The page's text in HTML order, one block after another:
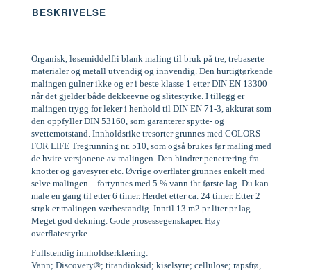
BESKRIVELSE
Organisk, løsemiddelfri blank maling til bruk på tre, trebaserte
materialer og metall utvendig og innvendig. Den hurtigtørkende
malingen gulner ikke og er i beste klasse 1 etter DIN EN 13300
når det gjelder både dekkeevne og slitestyrke. I tillegg er
malingen trygg for leker i henhold til DIN EN 71-3, akkurat som
den oppfyller DIN 53160, som garanterer spytte- og
svettemotstand. Innholdsrike tresorter grunnes med COLORS
FOR LIFE Tregrunning nr. 510, som også brukes før maling med
de hvite versjonene av malingen. Den hindrer penetrering fra
knotter og gavesyrer etc. Øvrige overflater grunnes enkelt med
selve malingen – fortynnes med 5 % vann iht første lag. Du kan
male en gang til etter 6 timer. Herdet etter ca. 24 timer. Etter 2
strøk er malingen værbestandig. Inntil 13 m2 pr liter pr lag.
Meget god dekning. Gode prosessegenskaper. Høy
overflatestyrke.
Fullstendig innholdserklæring:
Vann; Discovery®; titandioksid; kiselsyre; cellulose; rapsfrø,